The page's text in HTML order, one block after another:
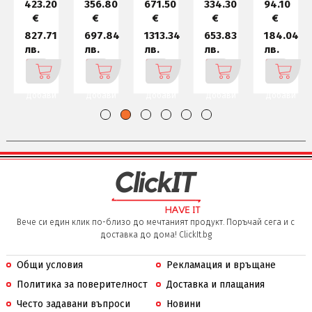
423.20
€
827.71
лв.
356.80
€
697.84
лв.
671.50
€
1313.34
лв.
334.30
€
653.83
лв.
94.10
€
184.04
лв.
Вече си един клик по-близо до мечтаният продукт. Поръчай сега и с
доставка до дома! ClickIt.bg
Общи условия
Рекламация и връщане
Политика за поверителност
Доставка и плащания
Често задавани въпроси
Новини